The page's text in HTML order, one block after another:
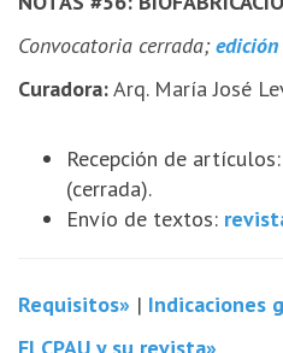
Convocatoria cerrada;edición
Curadora:Arq. María José
Recepción de
(cerrada).
Envío de textos:
Requisitos» | Indicaciones
El CPAU y su revista»